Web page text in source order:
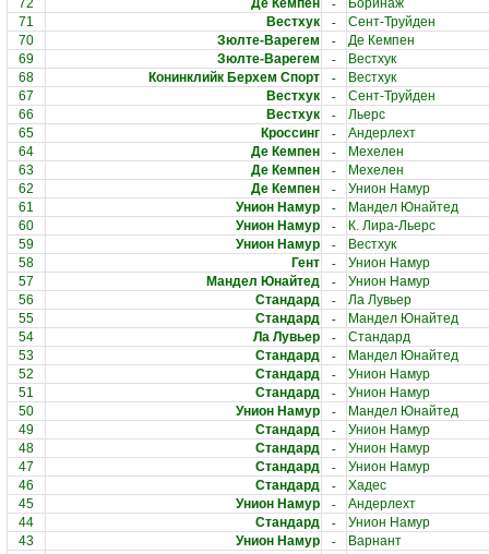
72
Де Кемпен
Боринаж
71
Вестхук -
Сент-Труйден
70
Зюлте-Варегем -
Де Кемпен
69
Зюлте-Варегем -
Вестхук
68
Конинклийк Берхем Спорт -
Вестхук
67
Вестхук -
Сент-Труйден
66
Вестхук -
Льерс
65
Кроссинг -
Андерлехт
64
Де Кемпен -
Мехелен
63
Де Кемпен -
Мехелен
62
Де Кемпен -
Унион Намур
61
Унион Намур -
Мандел Юнайтед
60
Унион Намур -
К. Лира-Льерс
59
Унион Намур -
Вестхук
58
Гент -
Унион Намур
57
Мандел Юнайтед -
Унион Намур
56
Стандард -
Ла Лувьер
55
Стандард -
Мандел Юнайтед
54
Ла Лувьер -
Стандард
53
Стандард -
Мандел Юнайтед
52
Стандард -
Унион Намур
51
Стандард -
Унион Намур
50
Унион Намур -
Мандел Юнайтед
49
Стандард -
Унион Намур
48
Стандард -
Унион Намур
47
Стандард -
Унион Намур
46
Стандард -
Хадес
45
Унион Намур -
Андерлехт
44
Стандард -
Унион Намур
43
Унион Намур -
Варнант